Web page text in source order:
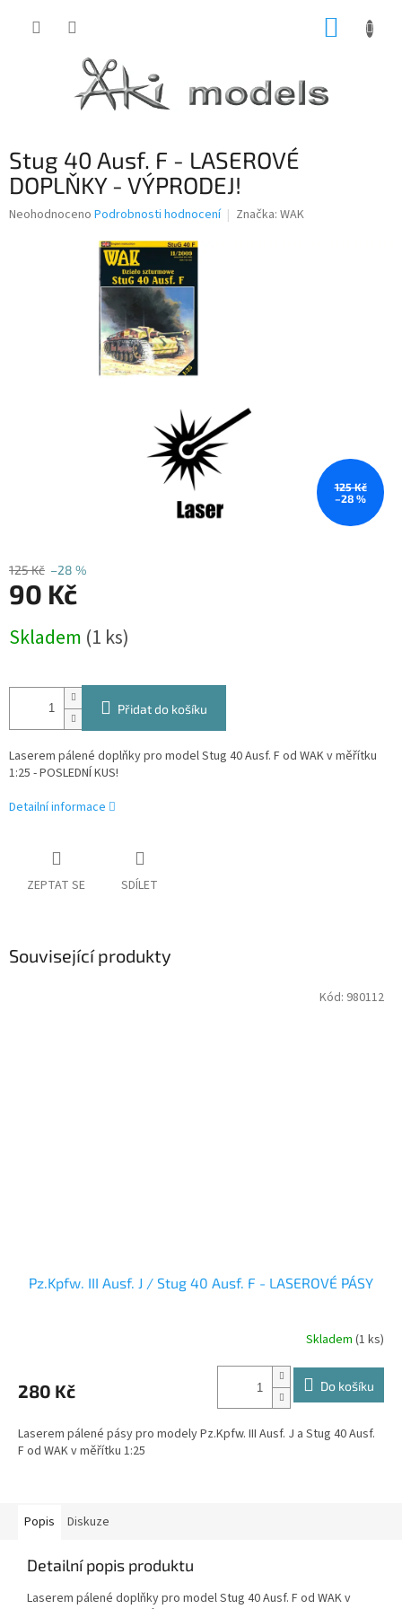
Stug 40 Ausf. F - LASEROVÉ
DOPLŇKY - VÝPRODEJ!
Průměrné
Neohodnoceno Podrobnosti hodnocení Značka: WAK
125 Kč
–28 %
125 Kč –28 %
90 Kč
cena:
Skladem (1 ks)
Přidat do košíku
Laserem pálené doplňky pro model Stug 40 Ausf. F od WAK v měřítku
1:25 - POSLEDNÍ KUS!
Detailní informace
ZEPTAT SE SDÍLET
Související produkty
Pz.Kpfw. III Ausf. J / Stug 40 Ausf. F - LASEROVÉ PÁSY
Skladem (1 ks)
280 Kč Do košíku
Laserem pálené pásy pro modely Pz.Kpfw. III Ausf. J a Stug 40 Ausf.
F od WAK v měřítku 1:25
Kód: 980112
Popis Diskuze
Detailní popis produktu
Laserem pálené doplňky pro model Stug 40 Ausf. F od WAK v